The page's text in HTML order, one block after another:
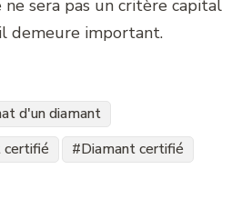
sera pas un critère capital
demeure important.
d'un diamant
certifié
Diamant certifié